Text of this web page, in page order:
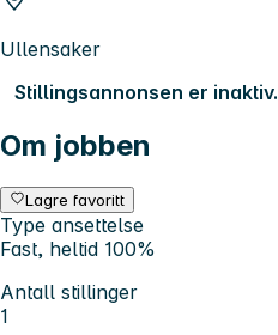
Ullensaker
Stillingsannonsen er inaktiv.
Om jobben
Lagre favoritt
Type ansettelse
Fast, heltid 100%
Antall stillinger
1